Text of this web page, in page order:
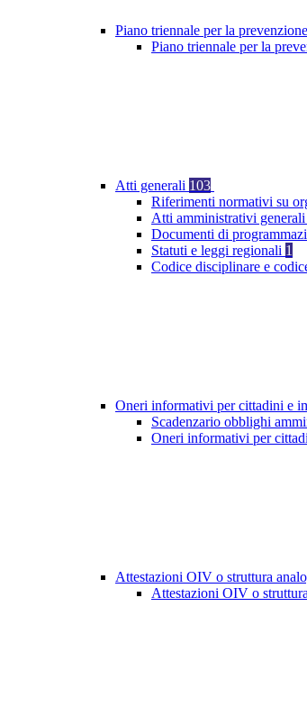
Piano triennale per la
Piano triennale per la
Atti generali 103
Riferimenti normativi su
Atti amministrativi generali
Documenti di
Statuti e leggi regionali 1
Codice disciplinare e
Oneri informativi per cittadini e
Scadenzario obblighi
Oneri informativi per
Attestazioni OIV o struttura
Attestazioni OIV o